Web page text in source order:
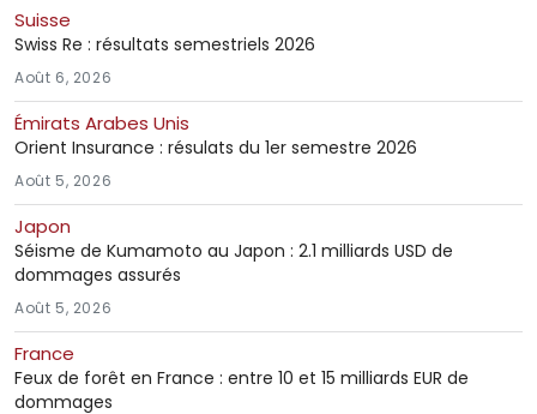
Suisse
Swiss Re : résultats semestriels 2026
Août 6, 2026
Émirats Arabes Unis
Orient Insurance : résulats du 1er semestre 2026
Août 5, 2026
Japon
Séisme de Kumamoto au Japon : 2.1 milliards USD de
dommages assurés
Août 5, 2026
France
Feux de forêt en France : entre 10 et 15 milliards EUR de
dommages